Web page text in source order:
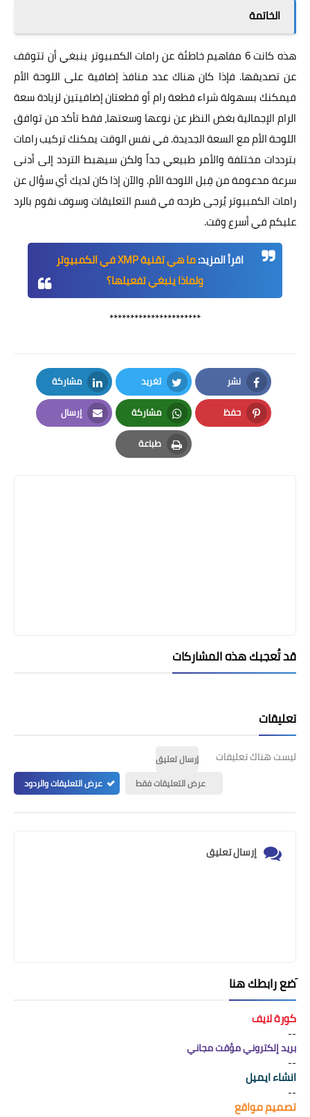
الخاتمة
هذه كانت
6 مفاهيم خاطئة عن رامات الكمبيوتر ينبغي أن تتوقف
عن تصديقها. فإذا كان هناك عدد منافذ إضافية على اللوحة الأم
فيمكنك بسهولة شراء قطعة رام أو قطعتان إضافيتين لزيادة سعة
الرام الإجمالية بغض النظر عن نوعها وسعتها، فقط تأكد من توافق
اللوحة الأم مع السعة الجديدة. في نفس الوقت يمكنك تركيب رامات
بترددات مختلفة والأمر طبيعي جداً ولكن سيهبط التردد إلى أدنى
سرعة مدعومة من قِبل اللوحة الأم. والآن إذا كان لديك أي سؤال عن
رامات الكمبيوتر يُرجى طرحه في قسم التعليقات وسوف نقوم بالرد
عليكم في أسرع وقت.
اقرأ المزيد:
ما هي تقنية XMP في الكمبيوتر
ولماذا ينبغي تفعيلها؟
**********************
نشر
Facebook
تغريد
Twitter
مشاركة
LinkedIn
حفظ
Pinterest
مشاركة
Whatsapp
إرسال
Email
طباعة
Print
قد تُعجبك هذه المشاركات
تعليقات
ليست هناك تعليقات
إرسال تعليق
عرض التعليقات فقط
عرض التعليقات والردود
إرسال تعليق
َضع رابطك هنا
كورة لايف
--
بريد إلكتروني مؤقت مجاني
--
انشاء ايميل
--
تصميم مواقع